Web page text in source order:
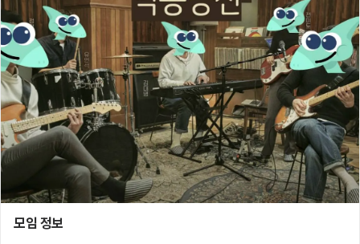
게
시
판,
내
모
임,
M
Y)
본
문
바
로
기
모임 정보